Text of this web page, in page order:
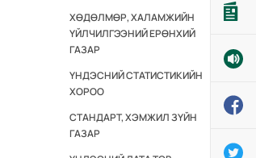
ХӨДӨЛМӨР, ХАЛАМЖИЙН
ҮЙЛЧИЛГЭЭНИЙ ЕРӨНХИЙ
ГАЗАР
ҮНДЭСНИЙ СТАТИСТИКИЙН
ХОРОО
СТАНДАРТ, ХЭМЖИЛ ЗҮЙН
ГАЗАР